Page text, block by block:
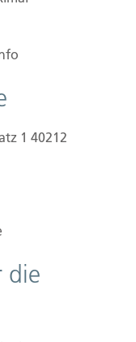
Kraftfahrt und
1 40212
die